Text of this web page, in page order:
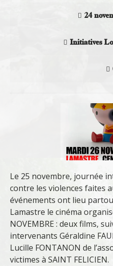
24
Initiatives
Le 25 novembre, journée
contre les violences faites
événements ont lieu
Lamastre le cinéma
NOVEMBRE : deux films,
intervenants Géraldine
Lucille FONTANON de
victimes à SAINT FELICIEN.